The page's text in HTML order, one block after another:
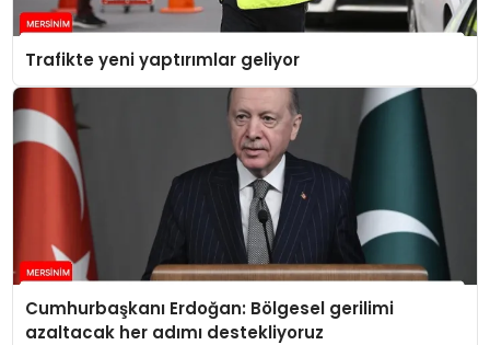
Trafikte yeni yaptırımlar geliyor
Cumhurbaşkanı Erdoğan: Bölgesel gerilimi
azaltacak her adımı destekliyoruz